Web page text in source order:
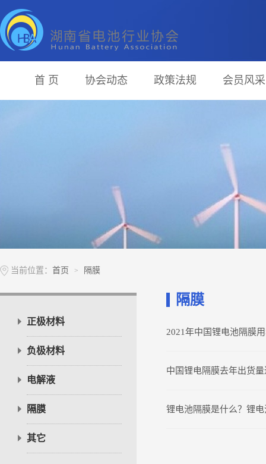
首 页 协会动态 政策法规 会员风采
当前位置： 首页 > 隔膜
正极材料
负极材料
电解液
隔膜
其它
隔膜
2021年中国锂电池隔膜
中国锂电隔膜去年出货
锂电池隔膜是什么？锂